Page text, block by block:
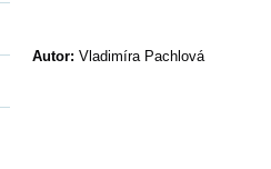
Autor: Vladimíra Pachlová